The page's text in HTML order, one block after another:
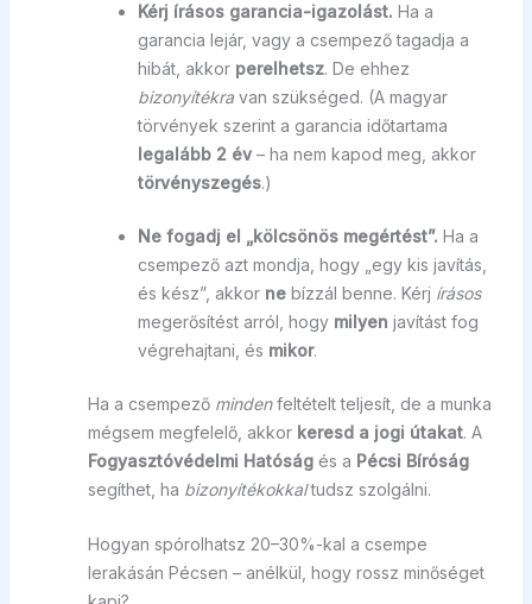
Kérj írásos garancia-igazolást. Ha a
garancia lejár, vagy a csempező tagadja a
hibát, akkor perelhetsz. De ehhez
bizonyítékravan szükséged. (A magyar
törvények szerint a garancia időtartama
legalább 2 év– ha nem kapod meg, akkor
törvényszegés.)
Ne fogadj el „kölcsönös megértést”. Ha a
csempező azt mondja, hogy „egy kis javítás,
és kész”, akkor nebízzál benne. Kérj írásos
megerősítést arról, hogy milyen javítást fog
végrehajtani, és mikor.
Ha a csempező mindenfeltételt teljesít, de a munka
mégsem megfelelő, akkor keresd a jogi útakat. A
Fogyasztóvédelmi Hatóságés a Pécsi Bíróság
segíthet, ha bizonyítékokkaltudsz szolgálni.
Hogyan spórolhatsz 20–30%-kal a csempe
lerakásán Pécsen – anélkül, hogy rossz minőséget